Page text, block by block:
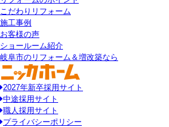
こだわりリフォーム
施工事例
お客様の声
ショールーム紹介
岐阜市のリフォーム＆増改築なら
2027年新卒採用サイト
中途採用サイト
職人採用サイト
プライバシーポリシー